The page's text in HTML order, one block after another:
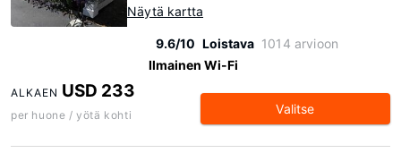
Näytä kartta
9.6/10 Loistava 1014 arvioon
Ilmainen Wi-Fi
ALKAEN USD 233
per huone / yötä kohti Valitse